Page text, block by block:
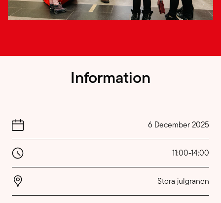
Information
6 December 2025
11:00-14:00
Stora julgranen